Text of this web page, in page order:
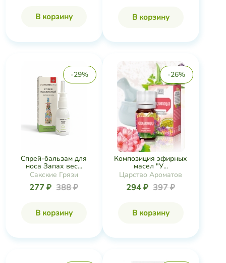
В корзину В корзину
-29%
Спрей-бальзам для
носа Запах вес...
Сакские Грязи
277 ₽ 388 ₽
В корзину
-26%
Композиция эфирных
масел "У...
Царство Ароматов
294 ₽ 397 ₽
В корзину